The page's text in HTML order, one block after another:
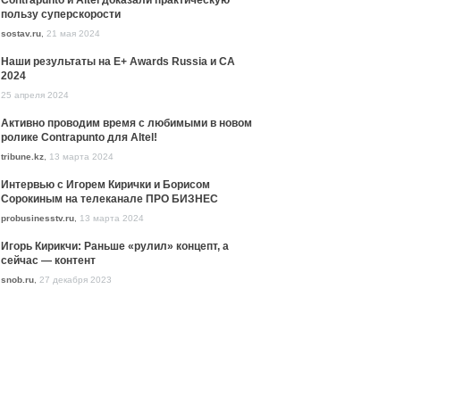
пользу суперскорости
sostav.ru 21 мая 2024
Наши результаты на E+ Awards Russia и CA
2024
25 апреля 2024
Активно проводим время с любимыми в новом
ролике Contrapunto для Altel!
tribune.kz 13 марта 2024
Интервью с Игорем Кирички и Борисом
Сорокиным на телеканале ПРО БИЗНЕС
probusinesstv.ru 13 марта 2024
Игорь Кирикчи: Раньше «рулил» концепт, а
сейчас — контент
snob.ru 27 декабря 2023